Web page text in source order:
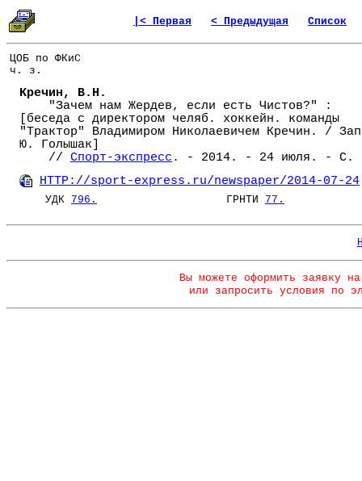
|< Первая < Предыдущая Список
ЦОБ по ФКиС
ч. з.
Кречин, В.Н.
"Зачем нам Жердев, если есть Чистов?" :
[беседа с директором челяб. хоккейн. команды
"Трактор" Владимиром Николаевичем Кречин. /
Ю. Голышак]
// Спорт-экспресс . - 2014. - 24 июля. - С.
HTTP://sport-express.ru/newspaper/2014-07-24
УДК 796. ГРНТИ 77.
Вы можете оформить заявку
или запросить условия по